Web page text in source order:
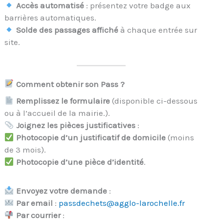
Accès automatisé: présentez votre badge aux
barrières automatiques.
Solde des passages affichéà chaque entrée sur
site.
Comment obtenir son Pass ?
Remplissez le formulaire(disponible ci-dessous
ou à l’accueil de la mairie.).
Joignez les pièces justificatives:
Photocopie d’un justificatif de domicile(moins
de 3 mois).
Photocopie d’une pièce d’identité.
Envoyez votre demande:
Par email : passdechets@agglo-larochelle.fr
Par courrier: